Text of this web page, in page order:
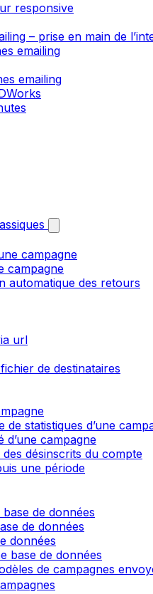
responsive
– prise en main de
emailing
emailing
campagne
campagne
automatique des retours
url
de destinataires
statistiques d’une
d’une campagne
désinscrits du compte
une période
de données
de données
données
base de données
de campagnes